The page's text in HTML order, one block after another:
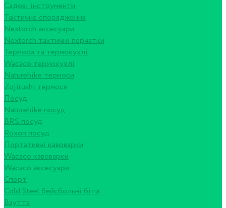
Садові інструменти
Тактичне спорядження
Nextorch аксесуари
Nextorch тактичні перчатки
Термоси та термокухлі
Wacaco термокухлі
Naturehike термоси
Zojirushi термоси
Посуд
Naturehike посуд
BRS посуд
Roxon посуд
Портативні кавоварки
Wacaco кавоварки
Wacaco аксесуари
Спорт
Cold Steel бейсбольні біти
Взуття